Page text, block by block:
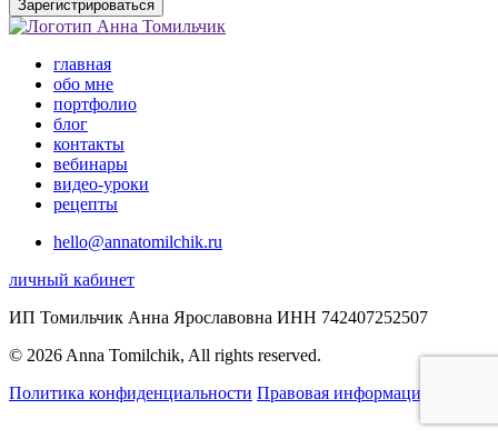
Зарегистрироваться
главная
обо мне
портфолио
блог
контакты
вебинары
видео-уроки
рецепты
hello@annatomilchik.ru
личный кабинет
ИП Томильчик Анна Ярославовна ИНН 742407252507
© 2026 Anna Tomilchik, All rights reserved.
Политика конфиденциальности Правовая информация